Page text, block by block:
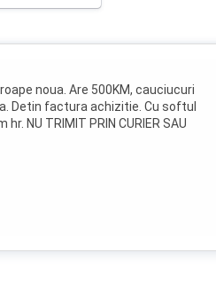
noua. Are 500KM, cauciucuri
Detin factura achizitie. Cu softul
NU TRIMIT PRIN CURIER SAU